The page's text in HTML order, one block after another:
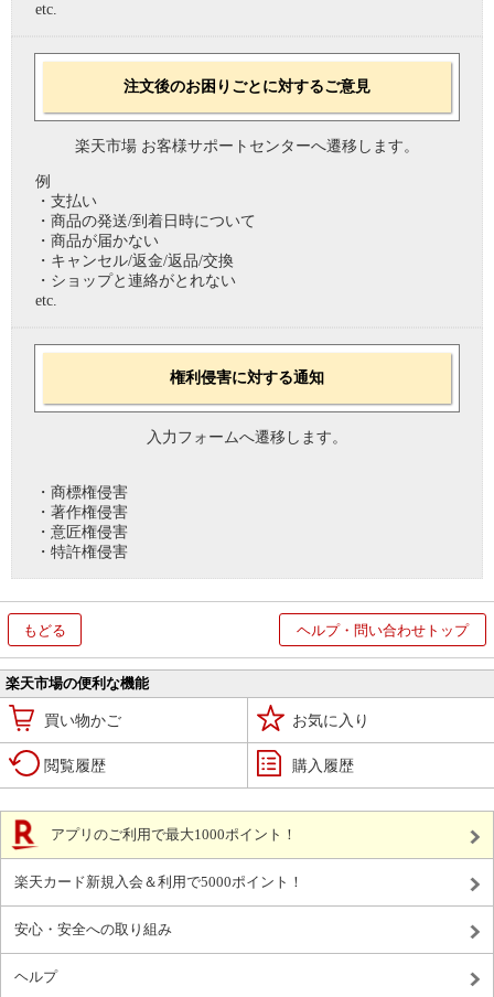
etc.
注文後のお困りごとに対するご意見
楽天市場 お客様サポートセンターへ遷移します。
例
・支払い
・商品の発送/到着日時について
・商品が届かない
・キャンセル/返金/返品/交換
・ショップと連絡がとれない
etc.
権利侵害に対する通知
入力フォームへ遷移します。
・商標権侵害
・著作権侵害
・意匠権侵害
・特許権侵害
もどる ヘルプ・問い合わせトップ
楽天市場の便利な機能
買い物かご お気に入り
閲覧履歴 購入履歴
アプリのご利用で最大1000ポイント！
楽天カード新規入会＆利用で5000ポイント！
安心・安全への取り組み
ヘルプ